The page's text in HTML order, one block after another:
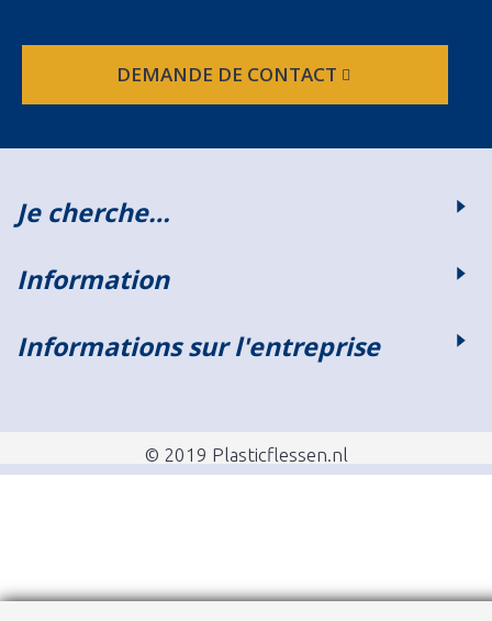
DEMANDE DE CONTACT
Je cherche…
Information
Informations sur l'entreprise
© 2019 Plasticflessen.nl